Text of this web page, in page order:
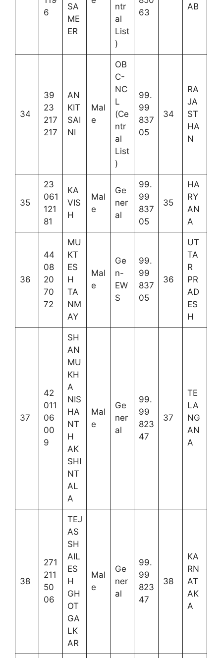
6
SA
ME
ER
ntr
al
List
)
63
AB
34
39
23
217
217
AN
KIT
SAI
NI
Mal
e
OB
C-
NC
L
(Ce
ntr
al
List
)
99.
99
837
05
34
RA
JA
ST
HA
N
35
23
061
121
81
KA
VIS
H
Mal
e
Ge
ner
al
99.
99
837
05
35
HA
RY
AN
A
36
44
08
20
70
72
MU
KT
ES
H
TA
NM
AY
Mal
e
Ge
n-
EW
S
99.
99
837
05
36
UT
TA
R
PR
AD
ES
H
37
42
011
06
00
9
SH
AN
MU
KH
A
NIS
HA
NT
H
AK
SHI
NT
AL
A
Mal
e
Ge
ner
al
99.
99
823
47
37
TE
LA
NG
AN
A
38
271
211
50
06
TEJ
AS
SH
AIL
ES
H
GH
OT
GA
LK
AR
Mal
e
Ge
ner
al
99.
99
823
47
38
KA
RN
AT
AK
A